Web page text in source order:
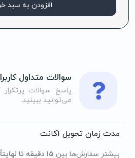
افزودن به سبد
سوالات متداول
پاسخ سوالات
می‌توانید ببینید.
مدت زمان تحویل اکانت
بیشتر سفارش‌ها بین ۱۵ دقیقه تا نهایتاً ۶ ساعت